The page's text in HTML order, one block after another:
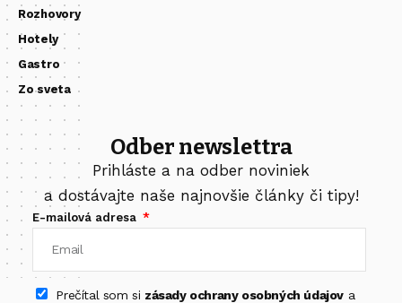
Rozhovory
Hotely
Gastro
Zo sveta
Odber newslettra
Prihláste a na odber noviniek
a dostávajte naše najnovšie články či tipy!
E-mailová adresa
Prečítal som si zásady ochrany osobných údajova